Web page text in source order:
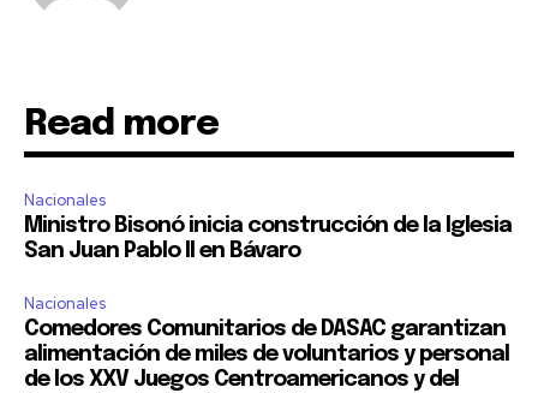
Read more
Nacionales
Ministro Bisonó inicia construcción de la Iglesia
San Juan Pablo II en Bávaro
Nacionales
Comedores Comunitarios de DASAC garantizan
alimentación de miles de voluntarios y personal
de los XXV Juegos Centroamericanos y del